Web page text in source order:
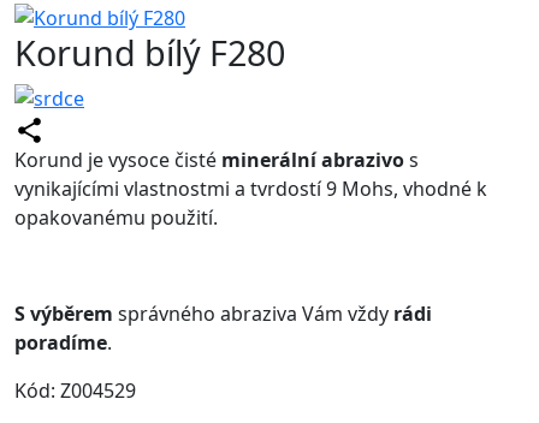
Korund bílý F280
Korund je vysoce čisté minerální abrazivos
vynikajícími vlastnostmi a tvrdostí 9 Mohs, vhodné k
opakovanému použití.
S výběrem správného abraziva Vám vždy rádi
poradíme.
Kód: Z004529